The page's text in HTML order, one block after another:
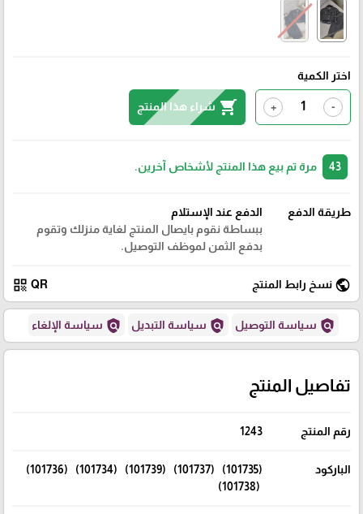
اختر الكمية
-
+
shopping_cart شراء هذا المنتج
مرة تم بيع هذا المنتج لأشخاص آخرين.
طريقة الدفع
الدفع عند الإستلام
ببساطة نقوم بايصال المنتج لغاية منزلك وتقوم
بدفع الثمن لموظف التوصيل.
public نسخ رابط المنتج QR
qr_code
policy سياسة التوصيل policy سياسة التبديل policy سياسة الإلغاء
تفاصيل المنتج
رقم المنتج 1243
الباركود
(101735) (101737) (101739) (101734) (101736)
(101738)